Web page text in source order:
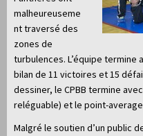
malheureuseme
nt traversé des
zones de
turbulences. L’équipe termine
bilan de 11 victoires et 15
dessiner, le CPBB termine
reléguable) et le point-
Malgré le soutien d’un public